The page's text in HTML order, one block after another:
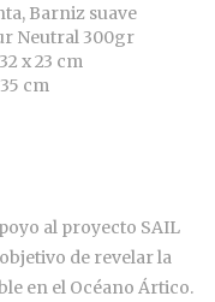
Barniz suave
Neutral 300gr
x 23 cm
cm
al proyecto SAIL
de revelar la
en el Océano Ártico.